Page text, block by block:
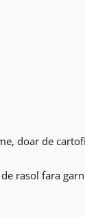
doar de
rasol fara